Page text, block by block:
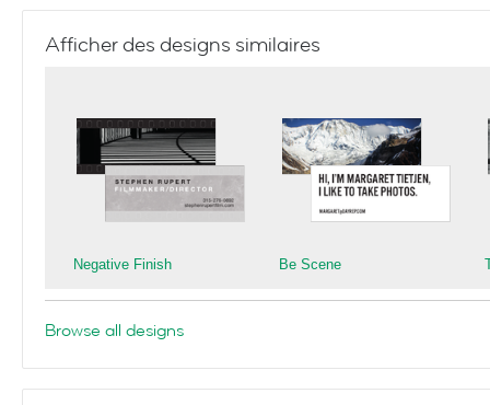
Afficher des designs similaires
Negative Finish Be Scene
Browse all designs